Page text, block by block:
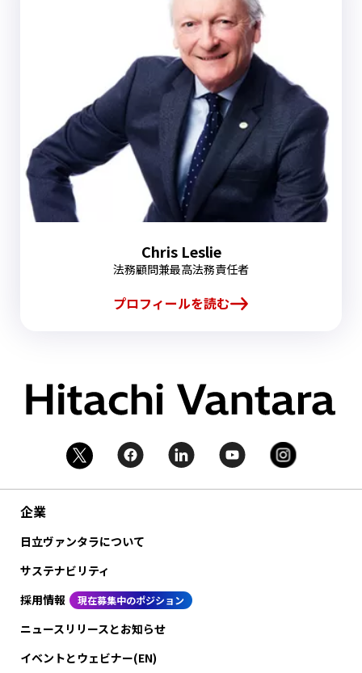
Chris Leslie
法務顧問兼最高法務責任者
プロフィールを読む
企業
日立ヴァンタラについて
サステナビリティ
採用情報
現在募集中のポジション
ニュースリリースとお知らせ
イベントとウェビナー(EN)